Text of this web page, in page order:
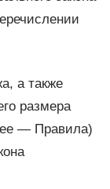
а также
размера
— Правила)